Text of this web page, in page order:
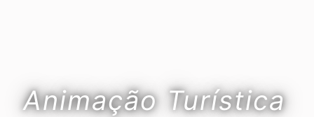
Animação Turística